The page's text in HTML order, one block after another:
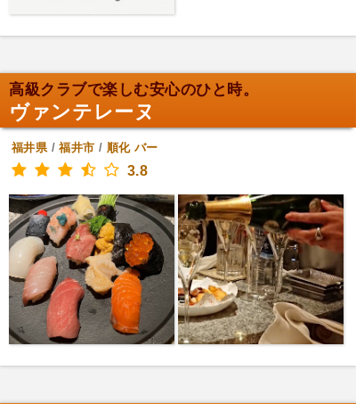
高級クラブで楽しむ安心のひと時。
ヴァンテレーヌ
福井県/福井市 / 順化 バー
3.8